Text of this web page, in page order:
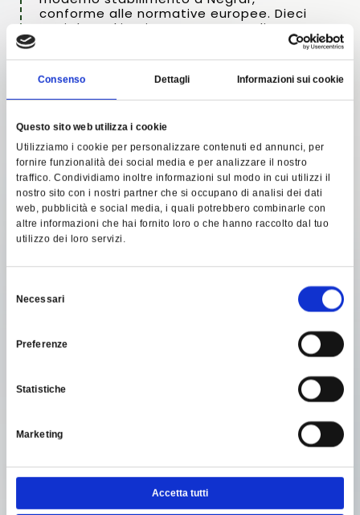
Consenso Dettagli Informazioni sui cookie
Questo sito web utilizza i cookie
Utilizziamo i cookie per personalizzare contenuti ed annunci, per
fornire funzionalità dei social media e per analizzare il nostro
traffico. Condividiamo inoltre informazioni sul modo in cui utilizzi il
nostro sito con i nostri partner che si occupano di analisi dei dati
web, pubblicità e social media, i quali potrebbero combinarle con
altre informazioni che hai fornito loro o che hanno raccolto dal tuo
utilizzo dei loro servizi.
delNecessari
Preferenze
Statistiche
Marketing
Accetta tutti
conforme alle normative europee. Dieci
anni dopo, l’impianto venne ampliato con
confezionamento sottovuoto e un
magazzino all’avanguardia. Questi
investimenti hanno consolidato la
presenza dell’azienda sul mercato
2012
UN RITORNO AL CUORE, "LO
SPACCIO LANZA"